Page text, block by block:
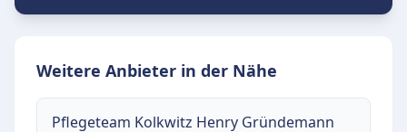
Weitere Anbieter in der Nähe
Pflegeteam Kolkwitz Henry Gründemann